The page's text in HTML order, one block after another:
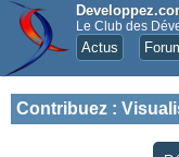
Le Club des
Actus
Contribuez :